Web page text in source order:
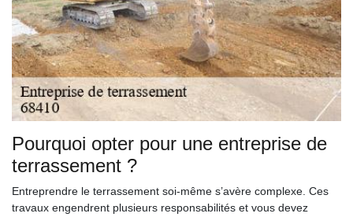
Pourquoi opter pour une entreprise de
terrassement ?
Entreprendre le terrassement soi-même s’avère complexe. Ces
travaux engendrent plusieurs responsabilités et vous devez